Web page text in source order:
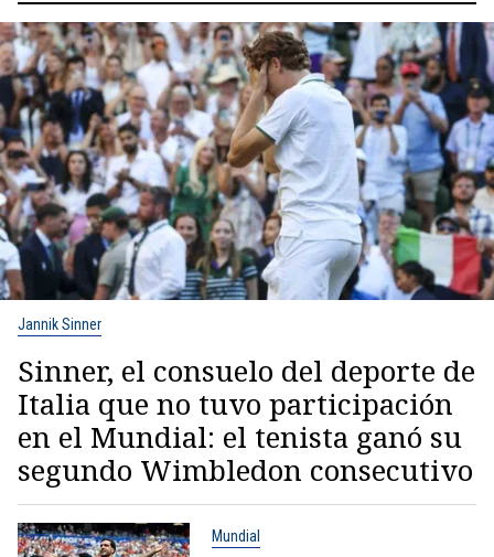
Jannik Sinner
Sinner, el consuelo del deporte de
Italia que no tuvo participación
en el Mundial: el tenista ganó su
segundo Wimbledon consecutivo
Mundial